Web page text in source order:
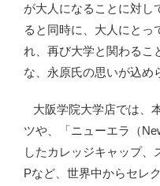
が大人になることに対し
ると同時に、大人にとっ
れ、再び大学と関わるこ
な、永原氏の思いが込め
大阪学院大学店では、
ツや、「ニューエラ（
したカレッジキャップ
Pなど、世界中からセレ